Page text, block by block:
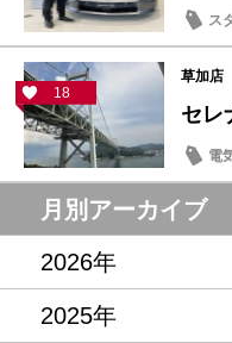
ス
18
草加店
セレ
電
オ
月別アーカイブ
2026年
2025年